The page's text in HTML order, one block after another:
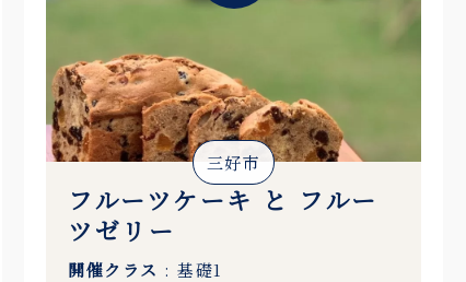
三好市
フルーツケーキ と フルー
ツゼリー
開催クラス : 基礎1